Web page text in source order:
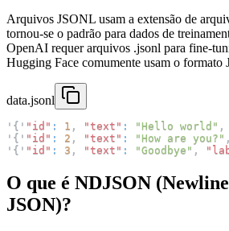
Arquivos JSONL usam a extensão de
tornou-se o padrão para dados de
OpenAI requer arquivos .jsonl para fine-
Hugging Face comumente usam o formato
data.jsonl
' { ' "id" : 1 , "text" : "Hello world" ,
' { ' "id" : 2 , "text" : "How are you?" ,
' { ' "id" : 3 , "text" : "Goodbye" ,
O que é NDJSON
JSON)?